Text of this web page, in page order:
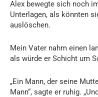
Alex bewegte sich noch
Unterlagen, als könnten
auslöschen.
Mein Vater nahm einen
als würde er Schicht um
„Ein Mann, der seine
Mann“, sagte er ruhig.